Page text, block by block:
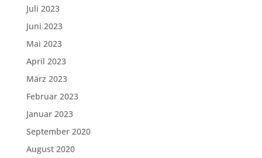
Juli 2023
Juni 2023
Mai 2023
April 2023
März 2023
Februar 2023
Januar 2023
September 2020
August 2020